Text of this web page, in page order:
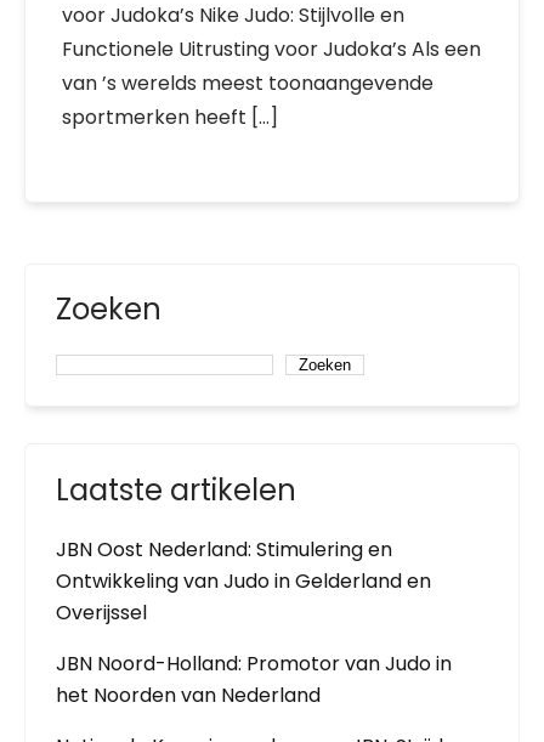
voor Judoka’s Nike Judo: Stijlvolle en
Functionele Uitrusting voor Judoka’s Als een
van ’s werelds meest toonaangevende
sportmerken heeft […]
Zoeken
Zoeken
Laatste artikelen
JBN Oost Nederland: Stimulering en
Ontwikkeling van Judo in Gelderland en
Overijssel
JBN Noord-Holland: Promotor van Judo in
het Noorden van Nederland